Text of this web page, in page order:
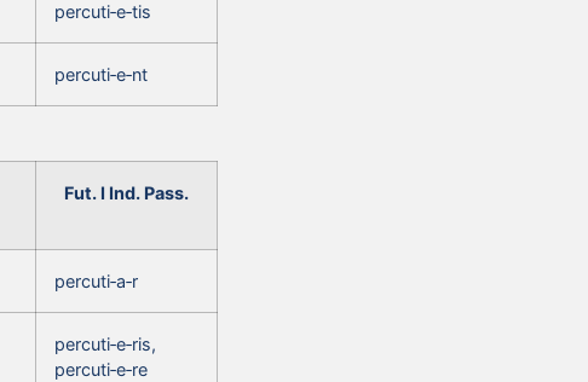
percuti‑e‑tis
percuti‑e‑nt
Fut. I Ind. Pass.
percuti‑a‑r
percuti‑e‑ris,
percuti‑e‑re